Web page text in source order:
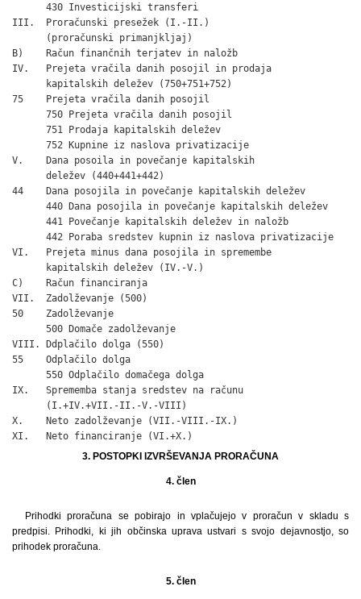
430 Investicijski transferi
III.  Proračunski presežek (I.-II.)
      (proračunski primanjkljaj)
B)    Račun finančnih terjatev in naložb
IV.   Prejeta vračila danih posojil in prodaja
kapitalskih deležev (750+751+752)
75    Prejeta vračila danih posojil
750 Prejeta vračila danih posojil
751 Prodaja kapitalskih deležev
752 Kupnine iz naslova privatizacije
V.    Dana posoila in povečanje kapitalskih
deležev (440+441+442)
44    Dana posojila in povečanje kapitalskih deležev
440 Dana posojila in povečanje kapitalskih deležev
441 Povečanje kapitalskih deležev in naložb
442 Poraba sredstev kupnin iz naslova privatizacije
VI.   Prejeta minus dana posojila in spremembe
kapitalskih deležev (IV.-V.)
C)    Račun financiranja
VII.  Zadolževanje (500)
50    Zadolževanje
500 Domače zadolževanje
VIII. Ddplačilo dolga (550)
55    Odplačilo dolga
550 Odplačilo domačega dolga
IX.   Sprememba stanja sredstev na računu
      (I.+IV.+VII.-II.-V.-VIII)
X.    Neto zadolževanje (VII.-VIII.-IX.)
XI.   Neto financiranje (VI.+X.)
3. POSTOPKI IZVRŠEVANJA PRORAČUNA
4. člen
Prihodki proračuna se pobirajo in vplačujejo v proračun v skladu s
predpisi. Prihodki, ki jih občinska uprava ustvari s svojo dejavnostjo, so
prihodek proračuna.
5. člen